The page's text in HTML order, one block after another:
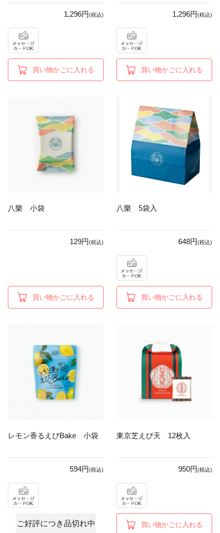
1,296円(税込)
買い物かごに入れる
1,296円(税込)
買い物かごに入れる
八樂 小袋
129円(税込)
買い物かごに入れる
八樂 5袋入
648円(税込)
買い物かごに入れる
レモン香るえびBake 小袋
594円(税込)
ご好評につき品切れ中
東京芝えび天 12枚入
950円(税込)
買い物かごに入れる